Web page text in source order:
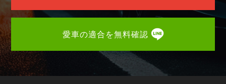
愛車の適合を無料確認